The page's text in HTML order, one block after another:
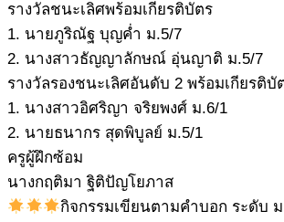
รางวัลชนะเลิศพร้อมเกียรติบัตร
1. นายภูริณัฐ บุญค่ำ ม.5/7
2. นางสาวธัญญาลักษณ์ อุ่นญาติ ม.5/7
รางวัลรองชนะเลิศอันดับ 2 พร้อมเกียรติบั
1. นางสาวอิศริญา จริยพงศ์ ม.6/1
2. นายธนากร สุดพิบูลย์ ม.5/1
ครูผู้ฝึกซ้อม
นางกฤติมา ฐิติปัญโยภาส
กิจกรรมเขียนตามคำบอก ระดับ